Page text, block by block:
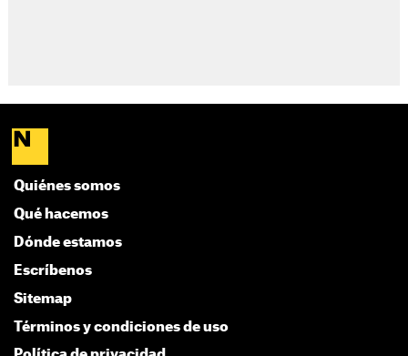
Quiénes somos
Qué hacemos
Dónde estamos
Escríbenos
Sitemap
Términos y condiciones de uso